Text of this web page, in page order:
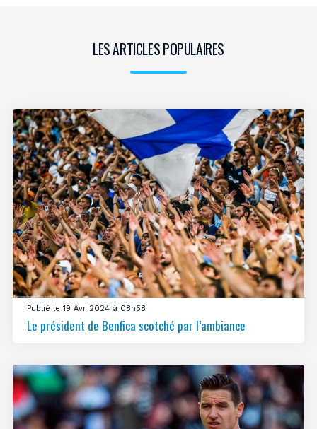
LES ARTICLES POPULAIRES
Publié le 19 Avr 2024 à 08h58
Le président de Benfica scotché par l’ambiance